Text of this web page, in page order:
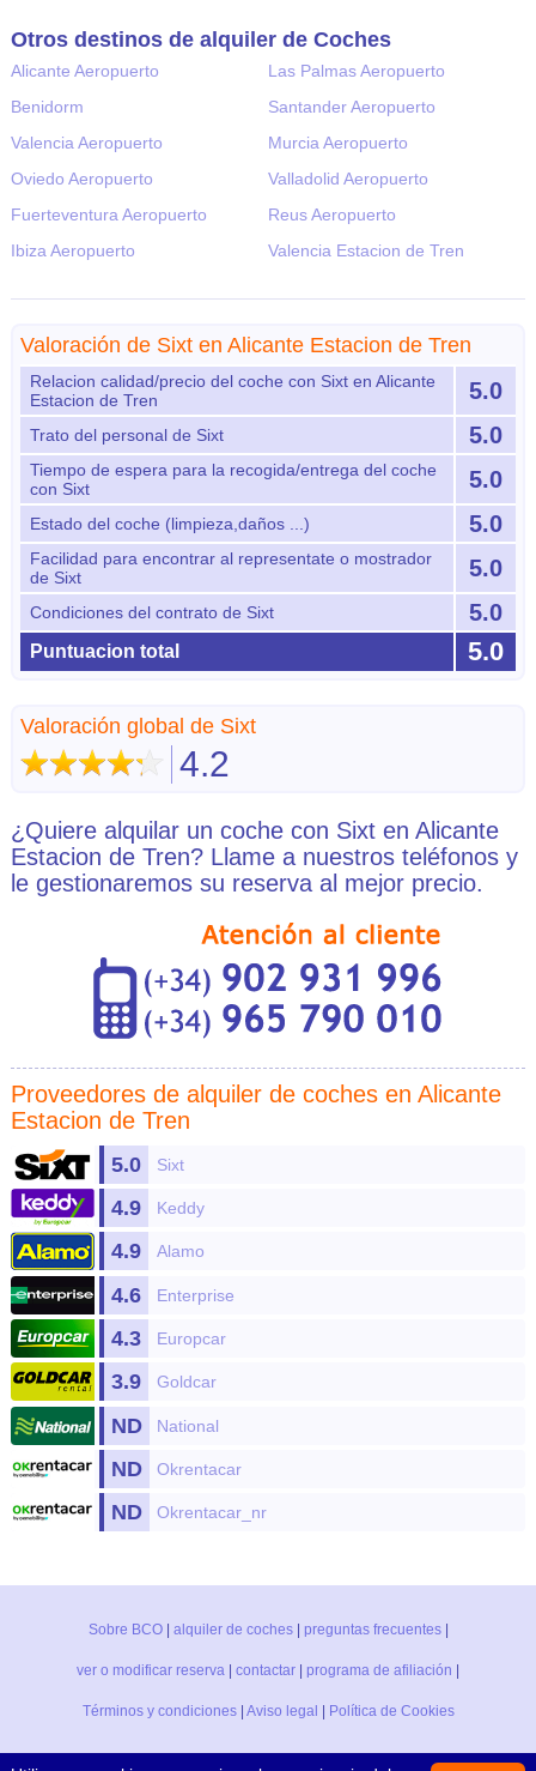
Otros destinos de alquiler de Coches
Alicante Aeropuerto
Las Palmas Aeropuerto
Benidorm
Santander Aeropuerto
Valencia Aeropuerto
Murcia Aeropuerto
Oviedo Aeropuerto
Valladolid Aeropuerto
Fuerteventura Aeropuerto
Reus Aeropuerto
Ibiza Aeropuerto
Valencia Estacion de Tren
Valoración de Sixt en Alicante Estacion de Tren
Relacion calidad/precio del coche con Sixt en Alicante
Estacion de Tren
5.0
Trato del personal de Sixt 5.0
Tiempo de espera para la recogida/entrega del coche
con Sixt
5.0
Estado del coche (limpieza,daños ...) 5.0
Facilidad para encontrar al representate o mostrador
de Sixt
5.0
Condiciones del contrato de Sixt 5.0
Puntuacion total 5.0
Valoración global de Sixt
4.2
¿Quiere alquilar un coche con Sixt en Alicante
Estacion de Tren? Llame a nuestros teléfonos y
le gestionaremos su reserva al mejor precio.
Proveedores de alquiler de coches en Alicante
Estacion de Tren
Sixt
5.0
Keddy
4.9
Alamo
4.9
Enterprise
4.6
Europcar
4.3
Goldcar
3.9
National
ND
Okrentacar
ND
Okrentacar_nr
ND
Sobre BCO| alquiler de coches| preguntas frecuentes|
ver o modificar reserva | contactar | programa de afiliación |
Términos y condiciones| Aviso legal | Política de Cookies